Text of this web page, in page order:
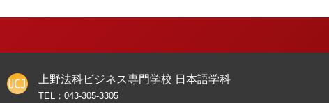
上野法科ビジネス専門学校 日本語学科
TEL： 043-305-3305